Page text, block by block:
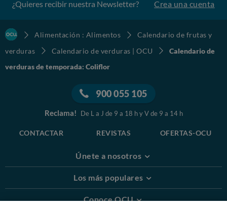
¿Quieres recibir nuestra Newsletter? Crea una cuenta
Alimentación : Alimentos
Calendario de frutas y
verduras
Calendario de verduras | OCU
Calendario de
verduras de temporada: Coliflor
900 055 105
Reclama! De L a J de 9 a 18 h y V de 9 a 14 h
CONTACTAR REVISTAS OFERTAS-OCU
Únete a nosotros
Los más populares
Conoce OCU